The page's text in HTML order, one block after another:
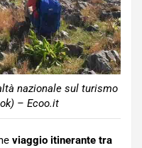
nazionale sul turismo
– Ecoo.it
viaggio itinerante tra